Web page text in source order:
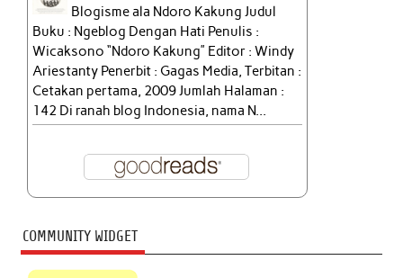
Blogisme ala Ndoro Kakung Judul
Buku : Ngeblog Dengan Hati Penulis :
Wicaksono “Ndoro Kakung” Editor : Windy
Ariestanty Penerbit : Gagas Media, Terbitan :
Cetakan pertama, 2009 Jumlah Halaman :
142 Di ranah blog Indonesia, nama N...
COMMUNITY WIDGET